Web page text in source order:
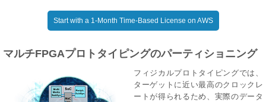
Start with a 1-Month Time-Based License on AWS
マルチFPGAプロトタイピングのパーティショニング
フィジカルプロトタイピングでは、
ターゲットに近い最高のクロックレ
ートが得られるため、実際のデータ